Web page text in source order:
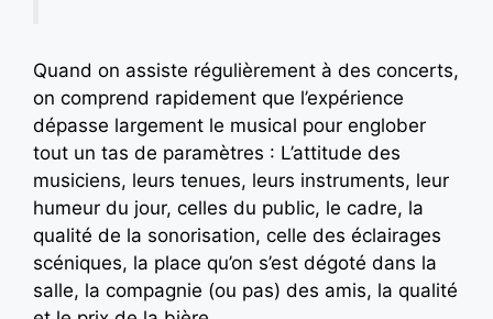
Quand on assiste régulièrement à des concerts,
on comprend rapidement que l’expérience
dépasse largement le musical pour englober
tout un tas de paramètres : L’attitude des
musiciens, leurs tenues, leurs instruments, leur
humeur du jour, celles du public, le cadre, la
qualité de la sonorisation, celle des éclairages
scéniques, la place qu’on s’est dégoté dans la
salle, la compagnie (ou pas) des amis, la qualité